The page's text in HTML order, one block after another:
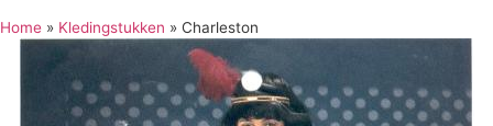
Home » Kledingstukken » Charleston